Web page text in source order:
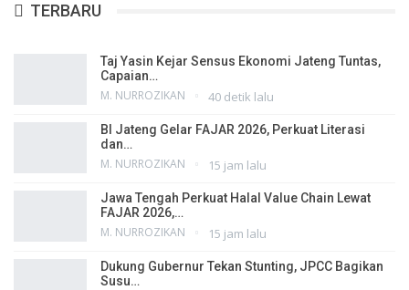
TERBARU
Taj Yasin Kejar Sensus Ekonomi Jateng Tuntas,
Capaian…
M. NURROZIKAN 40 detik lalu
BI Jateng Gelar FAJAR 2026, Perkuat Literasi
dan…
M. NURROZIKAN 15 jam lalu
Jawa Tengah Perkuat Halal Value Chain Lewat
FAJAR 2026,…
M. NURROZIKAN 15 jam lalu
Dukung Gubernur Tekan Stunting, JPCC Bagikan
Susu…